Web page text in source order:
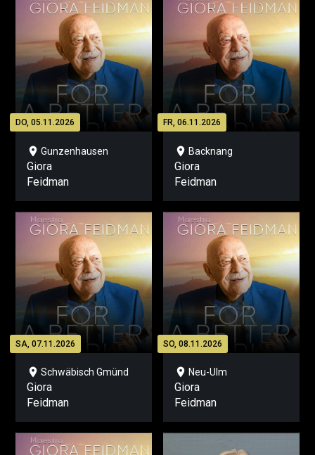
DO, 05.11.2026
location_on Gunzenhausen
Giora
Feidman
FR, 06.11.2026
location_on Backnang
Giora
Feidman
SA, 07.11.2026
location_on Schwäbisch Gmünd
Giora
Feidman
SO, 08.11.2026
location_on Neu-Ulm
Giora
Feidman